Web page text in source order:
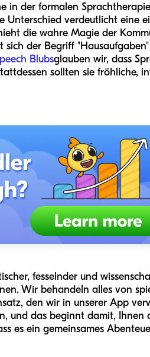
in der formalen
Unterschied verdeutlicht eine
die wahre Magie der
der Begriff
Blubsglauben wir, dass
sollten sie fröhliche,
fesselnder und
Wir behandeln alles von
den wir in unserer App
und das beginnt damit, Ihnen
es ein gemeinsames